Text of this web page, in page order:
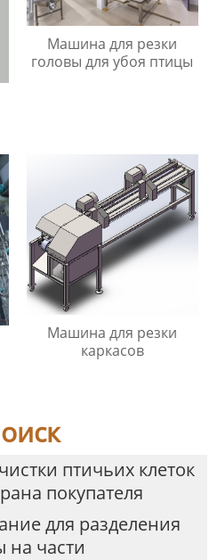
Машина для резки
головы для убоя птицы
Машина для резки
каркасов
птичьих клеток
покупателя
для разделения
на части